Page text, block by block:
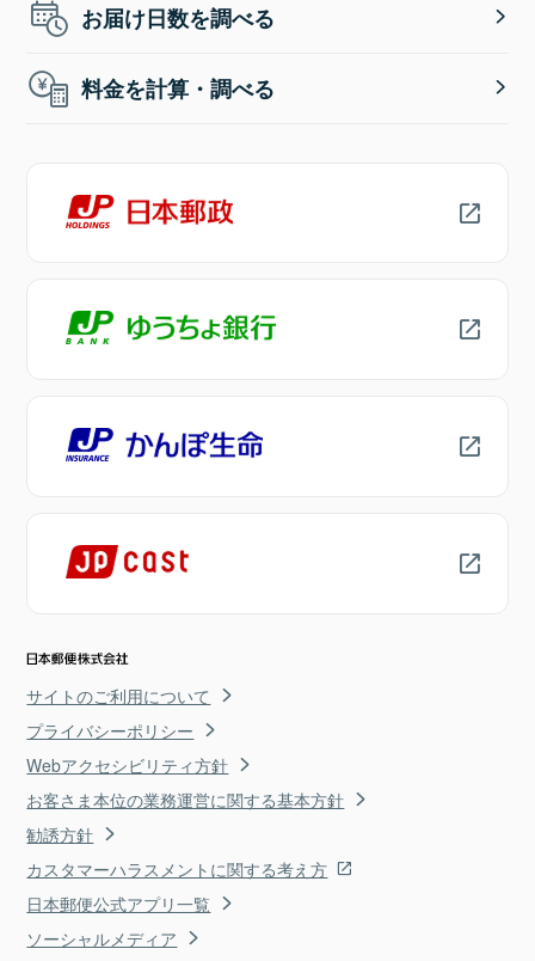
お届け日数を調べる
料金を計算・調べる
サイトのご利用について
プライバシーポリシー
Webアクセシビリティ方針
お客さま本位の業務運営に関する基本方針
勧誘方針
カスタマーハラスメントに関する考え方
日本郵便公式アプリ一覧
ソーシャルメディア